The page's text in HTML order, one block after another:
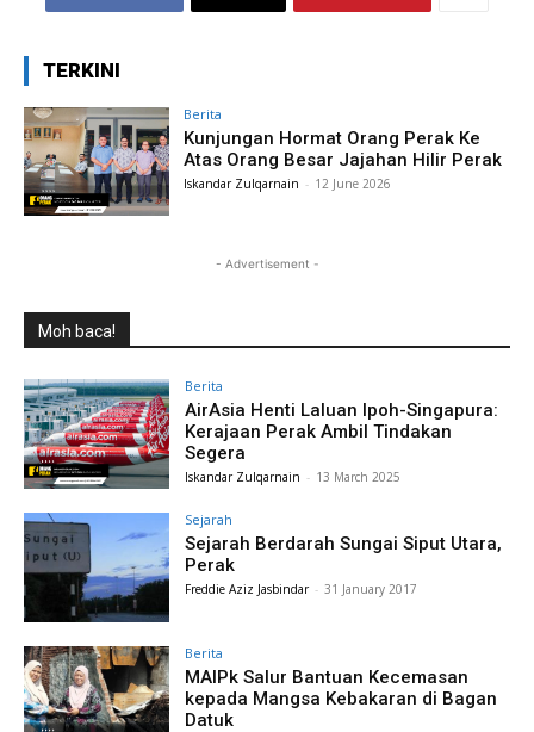
TERKINI
Berita
Kunjungan Hormat Orang Perak Ke
Atas Orang Besar Jajahan Hilir Perak
Iskandar Zulqarnain - 12 June 2026
- Advertisement -
Moh baca!
Berita
AirAsia Henti Laluan Ipoh-Singapura:
Kerajaan Perak Ambil Tindakan
Segera
Iskandar Zulqarnain - 13 March 2025
Sejarah
Sejarah Berdarah Sungai Siput Utara,
Perak
Freddie Aziz Jasbindar - 31 January 2017
Berita
MAIPk Salur Bantuan Kecemasan
kepada Mangsa Kebakaran di Bagan
Datuk